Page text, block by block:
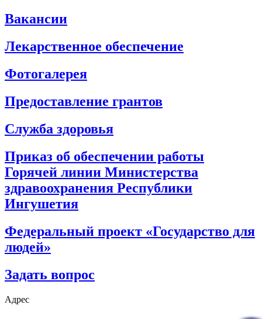
Вакансии
Лекарственное обеспечение
Фотогалерея
Предоставление грантов
Служба здоровья
Приказ об обеспечении работы
Горячей линии Министерства
здравоохранения Республики
Ингушетия
Федеральный проект «Государство для
людей»
Задать вопрос
Адрес